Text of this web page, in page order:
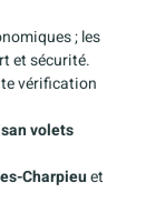
; les
et sécurité.
vérification
volets
Charpieuet